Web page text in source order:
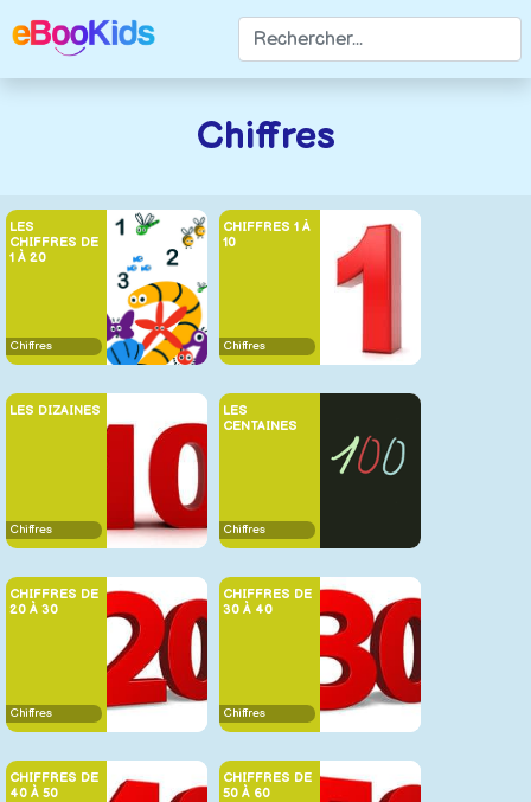
Chiffres
LES
CHIFFRES DE
1 À 20
Chiffres
CHIFFRES 1 À
10
Chiffres
LES DIZAINES
Chiffres
LES
CENTAINES
Chiffres
CHIFFRES DE
20 À 30
Chiffres
CHIFFRES DE
30 À 40
Chiffres
CHIFFRES DE
40 À 50
CHIFFRES DE
50 À 60